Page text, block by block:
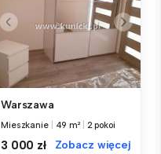
Warszawa
Mieszkanie 49 m² 2 pokoi
3 000 zł Zobacz więcej